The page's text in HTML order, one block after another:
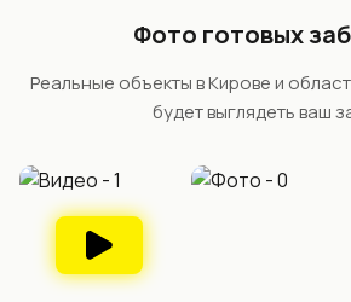
Фото готовых
Реальные объекты в Кирове и
будет выглядеть ваш